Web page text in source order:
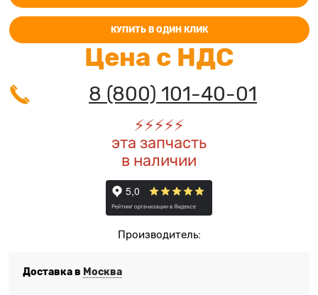
КУПИТЬ В ОДИН КЛИК
Цена с НДС
8 (800) 101-40-01
⚡️⚡️⚡️⚡️⚡️
эта запчасть
в наличии
Производитель:
Доставка в Москва